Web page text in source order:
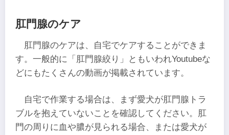
肛門腺のケア
肛門腺のケアは、自宅でケアすることができま
す。一般的に「肛門腺絞り」ともいわれYoutubeな
どにもたくさんの動画が掲載されています。
自宅で作業する場合は、まず愛犬が肛門腺トラ
ブルを抱えていないことを確認してください。肛
門の周りに血や膿が見られる場合、または愛犬が